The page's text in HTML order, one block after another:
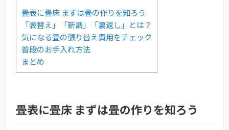
畳表に畳床 まずは畳の作りを知ろう
「表替え」「新調」「裏返し」とは？
気になる畳の張り替え費用をチェック
普段のお手入れ方法
まとめ
畳表に畳床 まずは畳の作りを知ろう